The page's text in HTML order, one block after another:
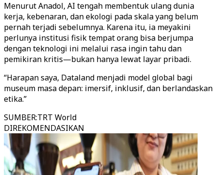
Menurut Anadol, AI tengah membentuk ulang dunia
kerja, kebenaran, dan ekologi pada skala yang belum
pernah terjadi sebelumnya. Karena itu, ia meyakini
perlunya institusi fisik tempat orang bisa berjumpa
dengan teknologi ini melalui rasa ingin tahu dan
pemikiran kritis—bukan hanya lewat layar pribadi.
“Harapan saya, Dataland menjadi model global bagi
museum masa depan: imersif, inklusif, dan berlandaskan
etika.”
SUMBER:TRT World
DIREKOMENDASIKAN